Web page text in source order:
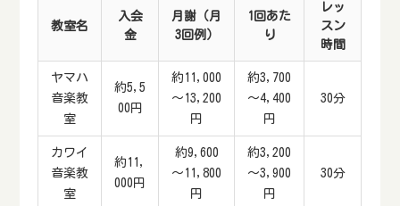
教室名
入会
金
月謝（月
3回例）
1回あた
り
レッ
スン
時間
ヤマハ
音楽教
室
約5,5
00円
約11,000
～13,200
円
約3,700
～4,400
円
30分
カワイ
音楽教
室
約11,
000円
約9,600
～11,800
円
約3,200
～3,900
円
30分